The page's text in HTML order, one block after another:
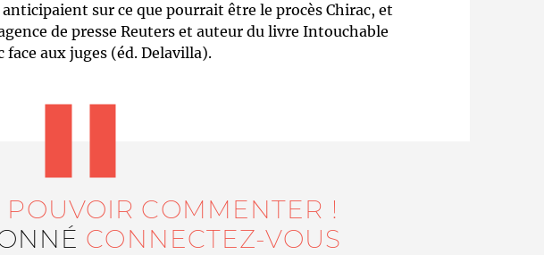
sur ce que pourrait être le procès Chirac, et
de presse Reuters et auteur du livre Intouchable
face aux juges (éd. Delavilla).
COMMENTER !
CONNECTEZ-VOUS